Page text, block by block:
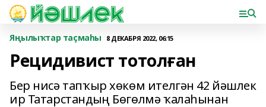
Яңылыҡтар таҫмаһы 8 ДЕКАБРЯ 2022, 06:15
Рецидивист тотолған
Бер нисә тапҡыр хөкөм ителгән 42 йәшлек
ир Татарстандың Бөгөлмә ҡалаһынан